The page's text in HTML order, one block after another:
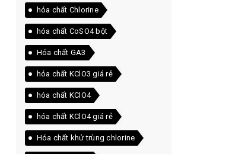
hóa chất Chlorine
hóa chất CoSO4 bột
Hóa chất GA3
hóa chất KClO3 giá rẻ
hóa chất KClO4
hóa chất KClO4 giá rẻ
Hóa chất khử trùng chlorine